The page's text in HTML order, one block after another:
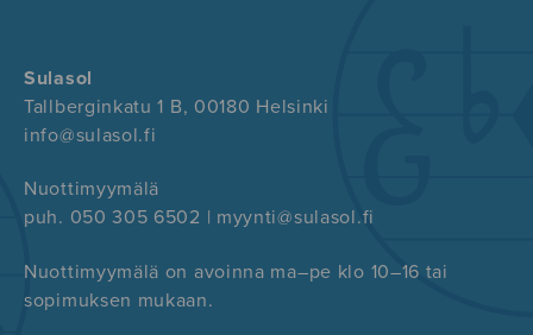
Sulasol
Tallberginkatu 1 B, 00180 Helsinki
info@sulasol.fi
Nuottimyymälä
puh. 050 305 6502 | myynti@sulasol.fi
Nuottimyymälä on avoinna ma–pe klo 10–16 tai
sopimuksen mukaan.